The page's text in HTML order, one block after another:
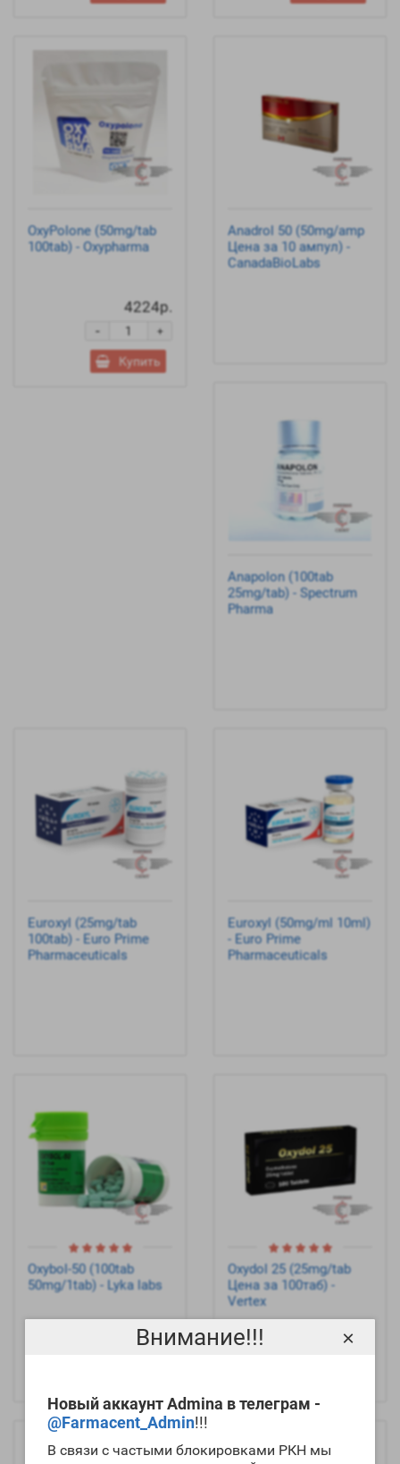
Внимание!!!
Новый аккаунт Admina в телеграм -
@Farmacent_Admin!!!
В связи с частыми блокировками РКН мы
×
OxyPolone (50mg/tab
100tab) - Oxypharma
4224р.
+
-
Купить
Anadrol 50 (50mg/amp
Цена за 10 ампул) -
CanadaBioLabs
Anapolon (100tab
25mg/tab) - Spectrum
Pharma
Euroxyl (25mg/tab
100tab) - Euro Prime
Pharmaceuticals
Euroxyl (50mg/ml 10ml)
- Euro Prime
Pharmaceuticals
Oxybol-50 (100tab
50mg/1tab) - Lyka labs
Oxydol 25 (25mg/tab
Цена за 100таб) -
Vertex